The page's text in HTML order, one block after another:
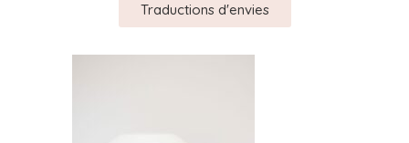
Traductions d'envies